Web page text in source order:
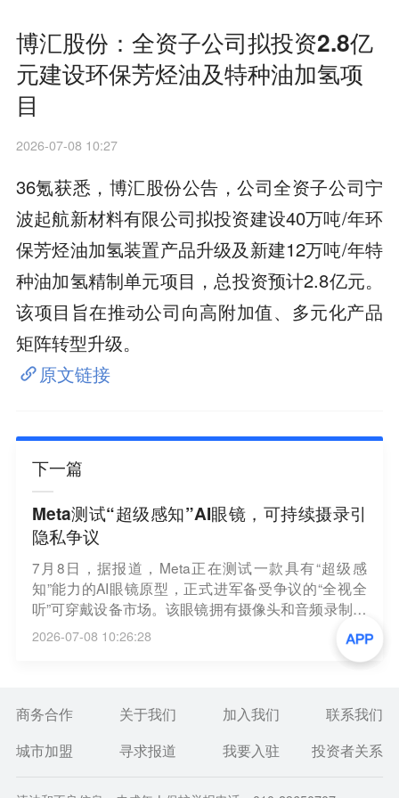
博汇股份：全资子公司拟投资2.8亿
元建设环保芳烃油及特种油加氢项
目
2026-07-08 10:27
36氪获悉，博汇股份公告，公司全资子公司宁
波起航新材料有限公司拟投资建设40万吨/年环
保芳烃油加氢装置产品升级及新建12万吨/年特
种油加氢精制单元项目，总投资预计2.8亿元。
该项目旨在推动公司向高附加值、多元化产品
矩阵转型升级。
原文链接
下一篇
Meta测试“超级感知”AI眼镜，可持续摄录引
隐私争议
7月8日，据报道，Meta正在测试一款具有“超级感
知”能力的AI眼镜原型，正式进军备受争议的“全视全
听”可穿戴设备市场。该眼镜拥有摄像头和音频录制功
能，能每隔几秒拍摄照片并持续采集音频。用户随后
可借助AI随时查询并回顾录制的每一个瞬间。然而，
这项技术在Meta内部引发了关于隐私挑战的激烈争
2026-07-08 10:26:28
商务合作 关于我们 加入我们
联系我们
城市加盟
寻求报道 我要入驻 投资者关系